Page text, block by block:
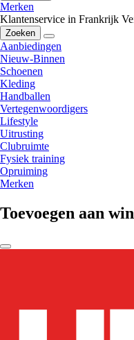
Merken
Klantenservice in Frankrijk
Zoeken
Aanbiedingen
Nieuw-Binnen
Schoenen
Kleding
Handballen
Vertegenwoordigers
Lifestyle
Uitrusting
Clubruimte
Fysiek training
Opruiming
Merken
Toevoegen aan